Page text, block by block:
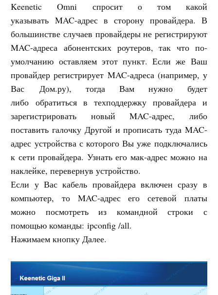
Keenetic Omni спросит о том какой
указывать MAC-адрес в сторону провайдера. В
большинстве случаев провайдеры не регистрируют
MAC-адреса абонентских роутеров, так что по-
умолчанию оставляем этот пункт. Если же Ваш
провайдер регистрирует MAC-адреса (например, у
Вас Дом.ру), тогда Вам нужно будет
либо обратиться в техподдержку провайдера и
зарегистрировать новый MAC-адрес, либо
поставить галочку Другой и прописать туда MAC-
адрес устройства с которого Вы уже подключались
к сети провайдера. Узнать его мак-адрес можно на
наклейке, перевернув устройство.
Если у Вас кабель провайдера включен сразу в
компьютер, то MAC-адрес его сетевой платы
можно посмотреть из командной строки с
помощью команды: ipconfig /all.
Нажимаем кнопку Далее.